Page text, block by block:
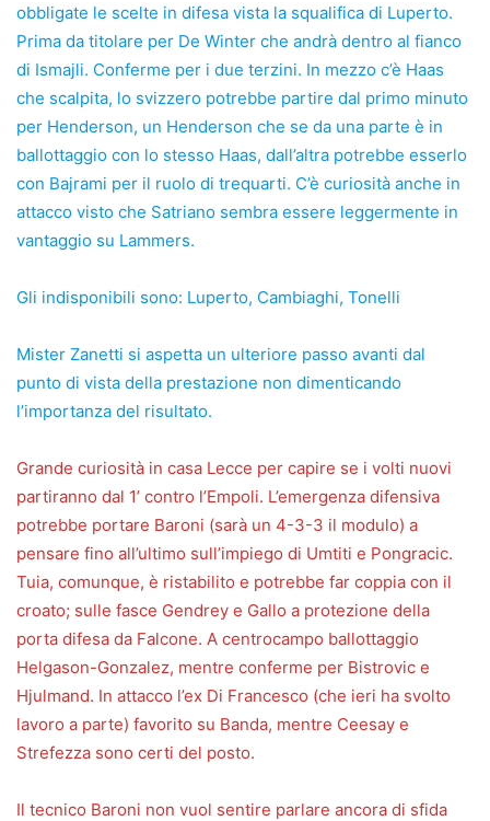
obbligate le scelte in difesa vista la squalifica di Luperto.
Prima da titolare per De Winter che andrà dentro al fianco
di Ismajli. Conferme per i due terzini. In mezzo c’è Haas
che scalpita, lo svizzero potrebbe partire dal primo minuto
per Henderson, un Henderson che se da una parte è in
ballottaggio con lo stesso Haas, dall’altra potrebbe esserlo
con Bajrami per il ruolo di trequarti. C’è curiosità anche in
attacco visto che Satriano sembra essere leggermente in
vantaggio su Lammers.
Gli indisponibili sono: Luperto, Cambiaghi, Tonelli
Mister Zanetti si aspetta un ulteriore passo avanti dal
punto di vista della prestazione non dimenticando
l’importanza del risultato.
Grande curiosità in casa Lecce per capire se i volti nuovi
partiranno dal 1’ contro l’Empoli. L’emergenza difensiva
potrebbe portare Baroni (sarà un 4-3-3 il modulo) a
pensare fino all’ultimo sull’impiego di Umtiti e Pongracic.
Tuia, comunque, è ristabilito e potrebbe far coppia con il
croato; sulle fasce Gendrey e Gallo a protezione della
porta difesa da Falcone. A centrocampo ballottaggio
Helgason-Gonzalez, mentre conferme per Bistrovic e
Hjulmand. In attacco l’ex Di Francesco (che ieri ha svolto
lavoro a parte) favorito su Banda, mentre Ceesay e
Strefezza sono certi del posto.
Il tecnico Baroni non vuol sentire parlare ancora di sfida